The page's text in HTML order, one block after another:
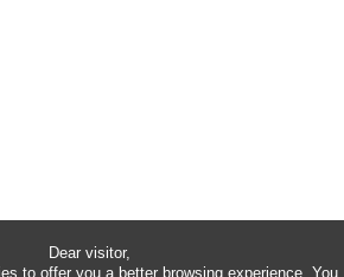
Dear visitor,
to offer you a better browsing experience. You